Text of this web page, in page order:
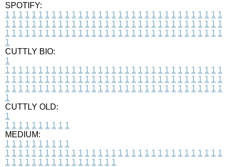
SPOTIFY:
1 1 1 1 1 1 1 1 1 1 1 1 1 1 1 1 1 1 1 1 1 1 1 1 1 1 1 1 1 1 1 1 1
1 1 1 1 1 1 1 1 1 1 1 1 1 1 1 1 1 1 1 1 1 1 1 1 1 1 1 1 1 1 1 1 1
1 1 1 1 1 1 1 1 1 1 1 1 1 1 1 1 1 1 1 1 1 1 1 1 1 1 1 1 1 1 1 1 1
1
CUTTLY BIO:
1
1 1 1 1 1 1 1 1 1 1 1 1 1 1 1 1 1 1 1 1 1 1 1 1 1 1 1 1 1 1 1 1 1
1 1 1 1 1 1 1 1 1 1 1 1 1 1 1 1 1 1 1 1 1 1 1 1 1 1 1 1 1 1 1 1 1
1 1 1 1 1 1 1 1 1 1 1 1 1 1 1 1 1 1 1 1 1 1 1 1 1 1 1 1 1 1 1 1 1
1
CUTTLY OLD:
1
1 1 1 1 1 1 1 1 1 1
MEDIUM:
1 1 1 1 1 1 1 1 1 1
1 1 1 1 1 1 1 1 1 1 1 1 1 1 1 1 1 1 1 1 1 1 1 1 1 1 1 1 1 1 1 1 1
1 1 1 1 1 1 1 1 1 1 1 1 1 1 1 1 1